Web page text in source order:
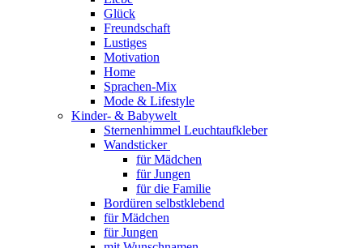
Glück
Freundschaft
Lustiges
Motivation
Home
Sprachen-Mix
Mode & Lifestyle
Kinder- & Babywelt
Sternenhimmel Leuchtaufkleber
Wandsticker
für Mädchen
für Jungen
für die Familie
Bordüren selbstklebend
für Mädchen
für Jungen